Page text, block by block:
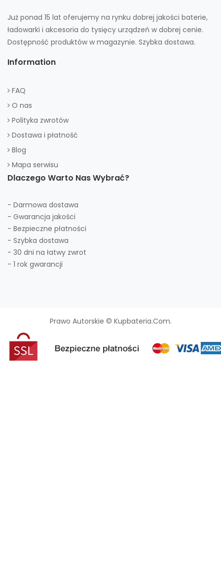
Już ponad 15 lat oferujemy na rynku dobrej jakości baterie,
ładowarki i akcesoria do tysięcy urządzeń w dobrej cenie.
Dostępność produktów w magazynie. Szybka dostawa.
Information
FAQ
O nas
Polityka zwrotów
Dostawa i płatność
Blog
Mapa serwisu
Dlaczego Warto Nas Wybrać?
- Darmowa dostawa
- Gwarancja jakości
- Bezpieczne płatności
- Szybka dostawa
- 30 dni na łatwy zwrot
- 1 rok gwarancji
Prawo Autorskie © Kupbateria.com.